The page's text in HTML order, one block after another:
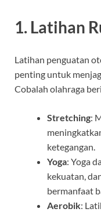
1. Latihan
Latihan penguatan
penting untuk
Cobalah olahraga
Stretching:
ketegangan.
Yoga: Yoga
kekuatan,
bermanfaat
Aerobik: